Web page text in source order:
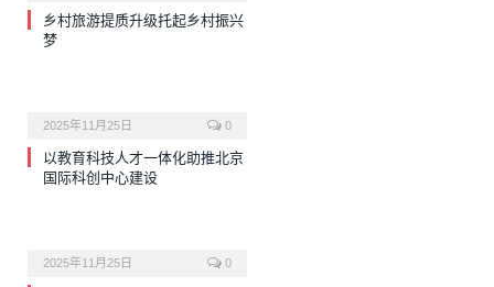
乡村旅游提质升级托起乡村振兴
梦
2025年11月25日 0
以教育科技人才一体化助推北京
国际科创中心建设
2025年11月25日 0